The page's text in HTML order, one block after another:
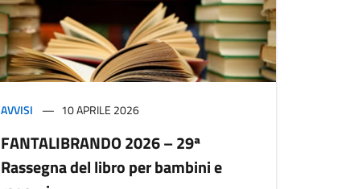
AVVISI 10 APRILE 2026
FANTALIBRANDO 2026 – 29ª
Rassegna del libro per bambini e